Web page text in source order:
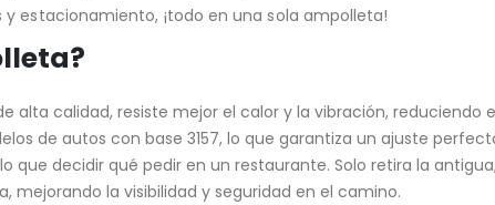
estacionamiento, ¡todo en una sola ampolleta!
alta calidad, resiste mejor el calor y la vibración, reduciendo
de autos con base 3157, lo que garantiza un ajuste
que decidir qué pedir en un restaurante. Solo retira la
mejorando la visibilidad y seguridad en el camino.